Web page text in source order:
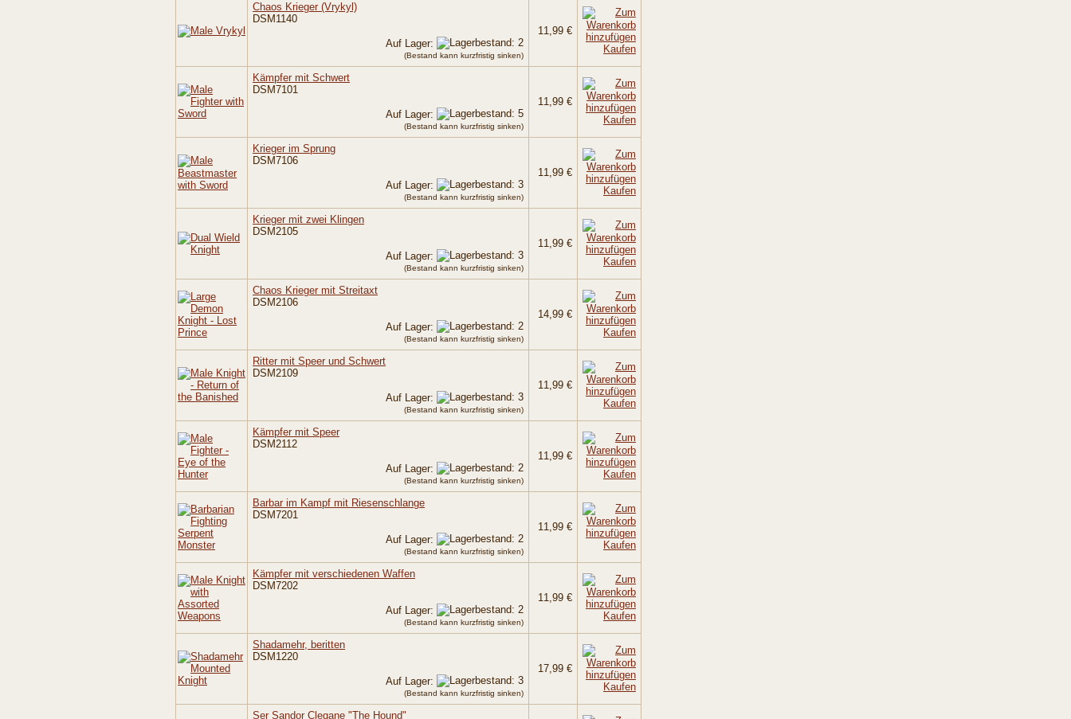
Chaos Krieger (Vrykyl)
DSM1140
Auf Lager:
(Bestand kann kurzfristig sinken)
11,99 €
Kaufen
Kämpfer mit Schwert
DSM7101
Auf Lager:
(Bestand kann kurzfristig sinken)
11,99 €
Kaufen
Krieger im Sprung
DSM7106
Auf Lager:
(Bestand kann kurzfristig sinken)
11,99 €
Kaufen
Krieger mit zwei Klingen
DSM2105
Auf Lager:
(Bestand kann kurzfristig sinken)
11,99 €
Kaufen
Chaos Krieger mit Streitaxt
DSM2106
Auf Lager:
(Bestand kann kurzfristig sinken)
14,99 €
Kaufen
Ritter mit Speer und Schwert
DSM2109
Auf Lager:
(Bestand kann kurzfristig sinken)
11,99 €
Kaufen
Kämpfer mit Speer
DSM2112
Auf Lager:
(Bestand kann kurzfristig sinken)
11,99 €
Kaufen
Barbar im Kampf mit Riesenschlange
DSM7201
Auf Lager:
(Bestand kann kurzfristig sinken)
11,99 €
Kaufen
Kämpfer mit verschiedenen Waffen
DSM7202
Auf Lager:
(Bestand kann kurzfristig sinken)
11,99 €
Kaufen
Shadamehr, beritten
DSM1220
Auf Lager:
(Bestand kann kurzfristig sinken)
17,99 €
Kaufen
Ser Sandor Clegane "The Hound"